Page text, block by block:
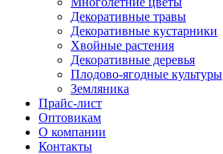
Декоративные травы
Декоративные кустарники
Хвойные растения
Декоративные деревья
Плодово-ягодные культуры
Земляника
Прайс-лист
Оптовикам
О компании
Контакты